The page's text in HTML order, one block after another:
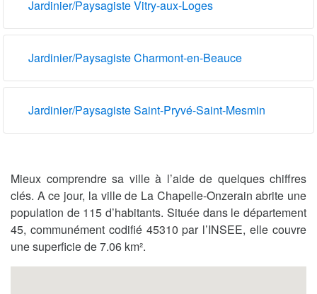
Jardinier/Paysagiste Vitry-aux-Loges
Jardinier/Paysagiste Charmont-en-Beauce
Jardinier/Paysagiste Saint-Pryvé-Saint-Mesmin
Mieux comprendre sa ville à l’aide de quelques chiffres
clés. A ce jour, la ville de La Chapelle-Onzerain abrite une
population de 115 d’habitants. Située dans le département
45, communément codifié 45310 par l’INSEE, elle couvre
une superficie de 7.06 km².